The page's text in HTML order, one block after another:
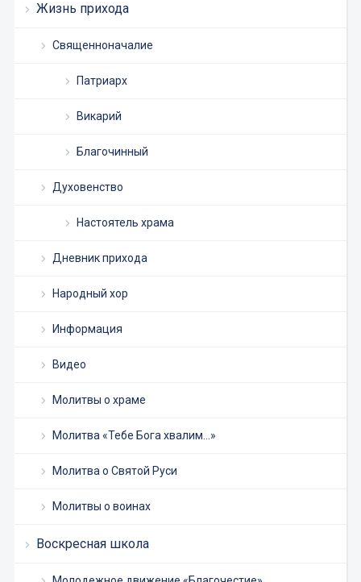
Жизнь прихода
Священноначалие
Патриарх
Викарий
Благочинный
Духовенство
Настоятель храма
Дневник прихода
Народный хор
Информация
Видео
Молитвы о храме
Молитва «Тебе Бога хвалим…»
Молитва о Святой Руси
Молитвы о воинах
Воскресная школа